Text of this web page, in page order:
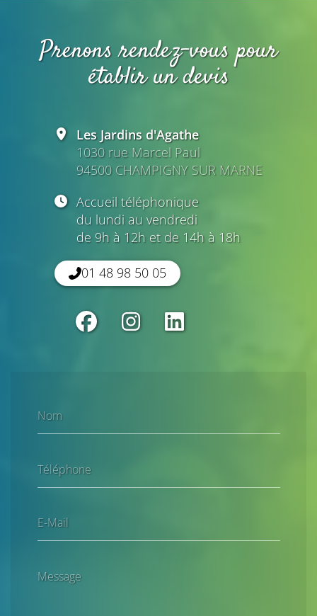
Prenons rendez-vous pour
établir un devis
Nom
Téléphone
E-Mail
Message
Les Jardins d'Agathe
1030 rue Marcel Paul
94500 CHAMPIGNY SUR MARNE
Accueil téléphonique
du lundi au vendredi
de 9h à 12h et de 14h à 18h
01 48 98 50 05